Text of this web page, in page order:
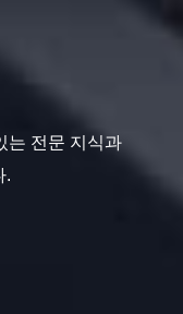
는 전문 지식과
.